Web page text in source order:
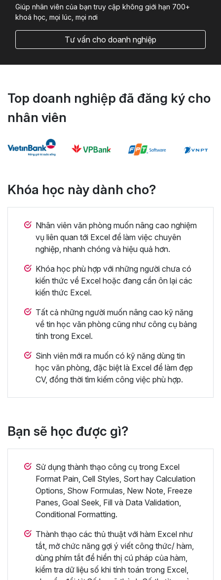
Giúp nhân viên của bạn truy cập không giới hạn 700+
khoá học, mọi lúc, mọi nơi
Tư vấn cho doanh nghiệp
Top doanh nghiệp đã đăng ký cho
nhân viên
Khóa học này dành cho?
Nhân viên văn phòng muốn nâng cao nghiệm
vụ liên quan tới Excel để làm việc chuyên
nghiệp, nhanh chóng và hiệu quả hơn.
Khóa học phù hợp với những người chưa có
kiến thức về Excel hoặc đang cần ôn lại các
kiến thức Excel.
Tất cả những người muốn nâng cao kỹ năng
về tin học văn phòng cũng như công cụ bảng
tính trong Excel.
Sinh viên mới ra muốn có kỹ năng dùng tin
học văn phòng, đặc biệt là Excel để làm đẹp
CV, đồng thời tìm kiếm công việc phù hợp.
Bạn sẽ học được gì?
Sử dụng thành thạo công cụ trong Excel
Format Pain, Cell Styles, Sort hay Calculation
Options, Show Formulas, New Note, Freeze
Panes, Goal Seek, Fill và Data Validation,
Conditional Formatting.
Thành thạo các thủ thuật với hàm Excel như
tắt, mở chức năng gợi ý viết công thức/ hàm,
dùng phím tắt để hiển thị cú pháp của hàm,
kiểm tra dữ liệu số khi tính toán trong Excel,